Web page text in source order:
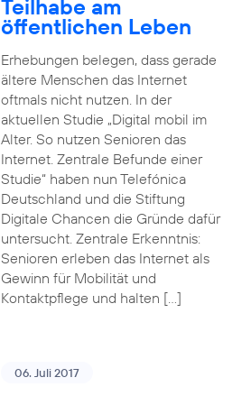
Teilhabe am
öffentlichen Leben
Erhebungen belegen, dass gerade
ältere Menschen das Internet
oftmals nicht nutzen. In der
aktuellen Studie „Digital mobil im
Alter. So nutzen Senioren das
Internet. Zentrale Befunde einer
Studie“ haben nun Telefónica
Deutschland und die Stiftung
Digitale Chancen die Gründe dafür
untersucht. Zentrale Erkenntnis:
Senioren erleben das Internet als
Gewinn für Mobilität und
Kontaktpflege und halten […]
06. Juli 2017